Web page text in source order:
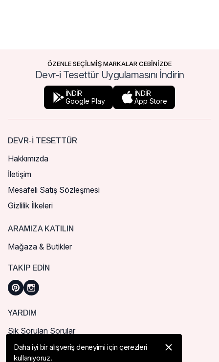
ÖZENLE SEÇİLMİŞ MARKALAR CEBİNİZDE
Devr-i Tesettür Uygulamasını İndirin
İNDİR
Google Play
İNDİR
App Store
DEVR-I TESETTÜR
Hakkımızda
İletişim
Mesafeli Satış Sözleşmesi
Gizlilik İlkeleri
ARAMIZA KATILIN
Mağaza & Butikler
TAKIP EDIN
YARDIM
Sık Sorulan Sorular
Nasıl Sipariş Verebilirim?
Daha iyi bir alışveriş deneyimi için çerezleri
kullanıyoruz.